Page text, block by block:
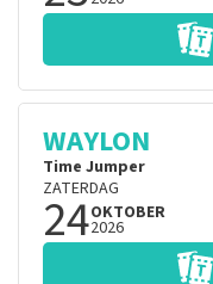
WAYLON
Time Jumper
ZATERDAG
24OKTOBER
2026